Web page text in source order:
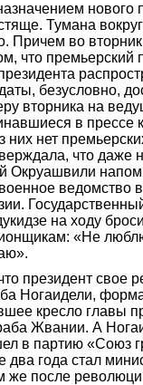
нового
Тумана
Причем во
что премьерский
безусловно,
вторника на
в
них нет
что даже
Окруашвили
ведомство
на ходу
«Не
президент
Ногаидели,
кресло главы
Жвании. А
в партию «Союз
два года стал
после